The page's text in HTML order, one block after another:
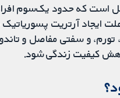
است که حدود یک‌سوم
ایجاد آرتریت
تورم، و سفتی مفاصل و
کیفیت زندگی شود.